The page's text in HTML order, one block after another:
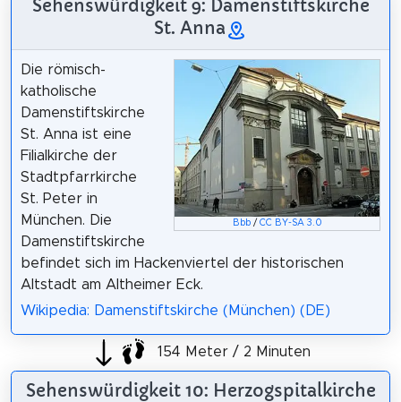
Sehenswürdigkeit 9: Damenstiftskirche
St. Anna
Bbb/ CC BY-SA 3.0
Die römisch-
katholische
Damenstiftskirche
St. Anna ist eine
Filialkirche der
Stadtpfarrkirche
St. Peter in
München. Die
Damenstiftskirche
befindet sich im Hackenviertel der historischen
Altstadt am Altheimer Eck.
Wikipedia: Damenstiftskirche (München) (DE)
154 Meter / 2 Minuten
Sehenswürdigkeit 10: Herzogspitalkirche